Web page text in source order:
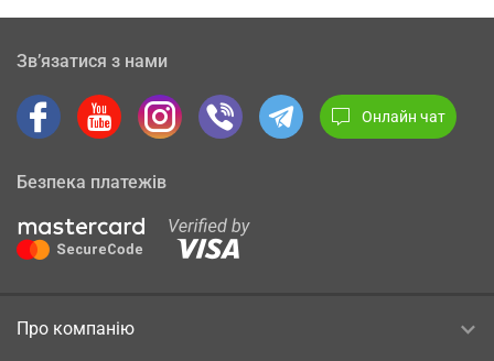
Зв’язатися з нами
Онлайн чат
Безпека платежів
Про компанію